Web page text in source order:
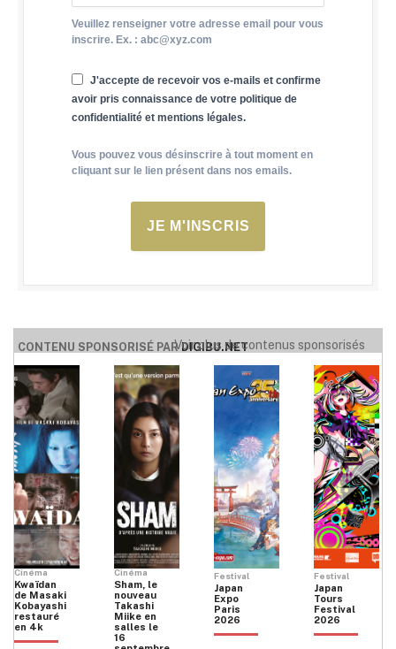
Veuillez renseigner votre adresse email pour vous
inscrire. Ex. : abc@xyz.com
J'accepte de recevoir vos e-mails et confirme
avoir pris connaissance de votre politique de
confidentialité et mentions légales.
Vous pouvez vous désinscrire à tout moment en
cliquant sur le lien présent dans nos emails.
JE M'INSCRIS
CONTENU SPONSORISÉ PARDIGIBU.NET
Voir plus de contenus sponsorisés
Cinéma
Kwaïdan
de Masaki
Kobayashi
restauré
en 4k
Cinéma
Sham, le
nouveau
Takashi
Miike en
salles le
16
Festival
Japan
Expo
Paris
2026
Festival
Japan
Tours
Festival
2026